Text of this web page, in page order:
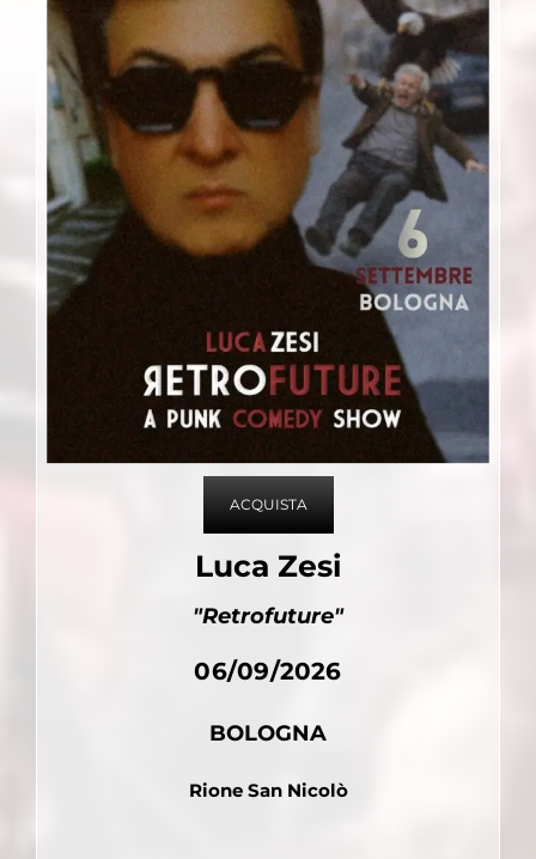
ACQUISTA
Luca Zesi
"Retrofuture"
06/09/2026
BOLOGNA
Rione San Nicolò